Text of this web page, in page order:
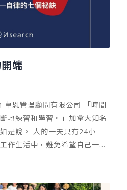
端
理顧問有限公司 「時間
地練習和學習。」加拿大知名
天只有24小
作生活中，難免希望自己一天
解決問題的方法，『管理時